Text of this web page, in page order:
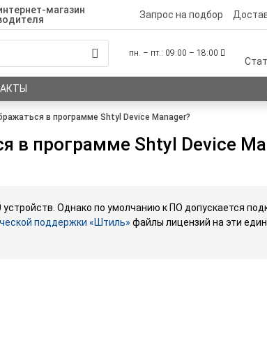
магазин
Запрос на подбор
пн. – пт.: 09:00 – 18:00
в программе Shtyl Device Manager?
в программе Shtyl Device
Однако по умолчанию к ПО допускается
поддержки «Штиль» файлы лицензий на эти